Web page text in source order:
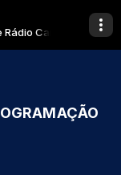
Caminhos
Paulo de Xangô